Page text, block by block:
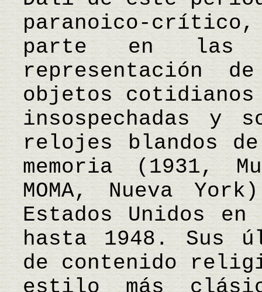
paranoico-
parte en las
representación
objetos cotidianos
insospechadas y
relojes blandos
memoria (1931,
MOMA, Nueva
Estados Unidos en
hasta 1948. Sus
de contenido
estilo más